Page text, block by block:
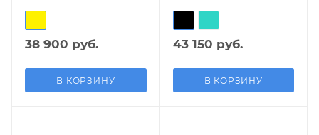
38 900 руб.
В КОРЗИНУ
43 150 руб.
В КОРЗИНУ